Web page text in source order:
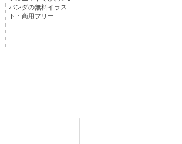
パンダの無料イラス
ト・商用フリー